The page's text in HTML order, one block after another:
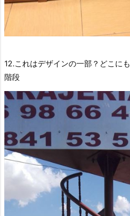
12.これはデザインの一部？どこに
階段